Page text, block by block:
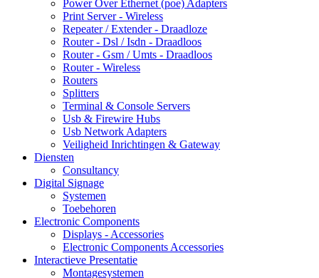
Power Over Ethernet (poe) Adapters
Print Server - Wireless
Repeater / Extender - Draadloze
Router - Dsl / Isdn - Draadloos
Router - Gsm / Umts - Draadloos
Router - Wireless
Routers
Splitters
Terminal & Console Servers
Usb & Firewire Hubs
Usb Network Adapters
Veiligheid Inrichtingen & Gateway
Diensten
Consultancy
Digital Signage
Systemen
Toebehoren
Electronic Components
Displays - Accessories
Electronic Components Accessories
Interactieve Presentatie
Montagesystemen